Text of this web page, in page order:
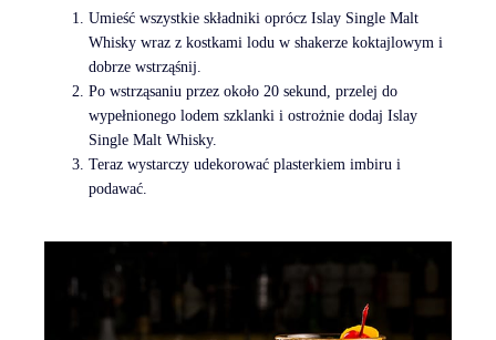
Umieść wszystkie składniki oprócz Islay Single Malt
Whisky wraz z kostkami lodu w shakerze koktajlowym i
dobrze wstrząśnij.
Po wstrząsaniu przez około 20 sekund, przelej do
wypełnionego lodem szklanki i ostrożnie dodaj Islay
Single Malt Whisky.
Teraz wystarczy udekorować plasterkiem imbiru i
podawać.